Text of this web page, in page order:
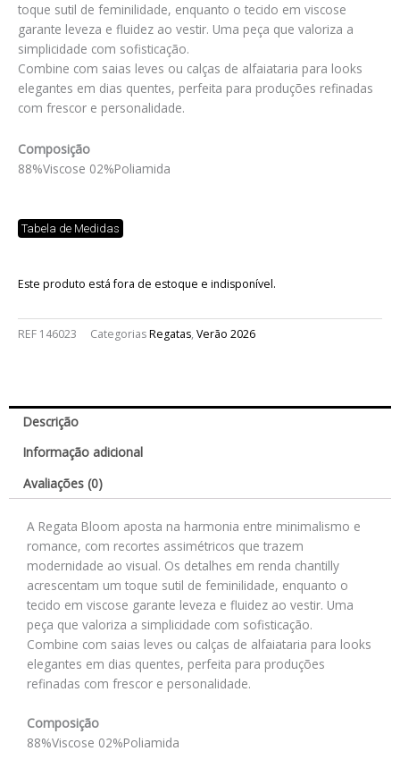
toque sutil de feminilidade, enquanto o tecido em viscose
garante leveza e fluidez ao vestir. Uma peça que valoriza a
simplicidade com sofisticação.
Combine com saias leves ou calças de alfaiataria para looks
elegantes em dias quentes, perfeita para produções refinadas
com frescor e personalidade.
Composição
88%Viscose 02%Poliamida
Tabela de Medidas
Este produto está fora de estoque e indisponível.
REF 146023 CategoriasRegatas, Verão 2026
Descrição
Informação adicional
Avaliações (0)
A Regata Bloom aposta na harmonia entre minimalismo e
romance, com recortes assimétricos que trazem
modernidade ao visual. Os detalhes em renda chantilly
acrescentam um toque sutil de feminilidade, enquanto o
tecido em viscose garante leveza e fluidez ao vestir. Uma
peça que valoriza a simplicidade com sofisticação.
Combine com saias leves ou calças de alfaiataria para looks
elegantes em dias quentes, perfeita para produções
refinadas com frescor e personalidade.
Composição
88%Viscose 02%Poliamida